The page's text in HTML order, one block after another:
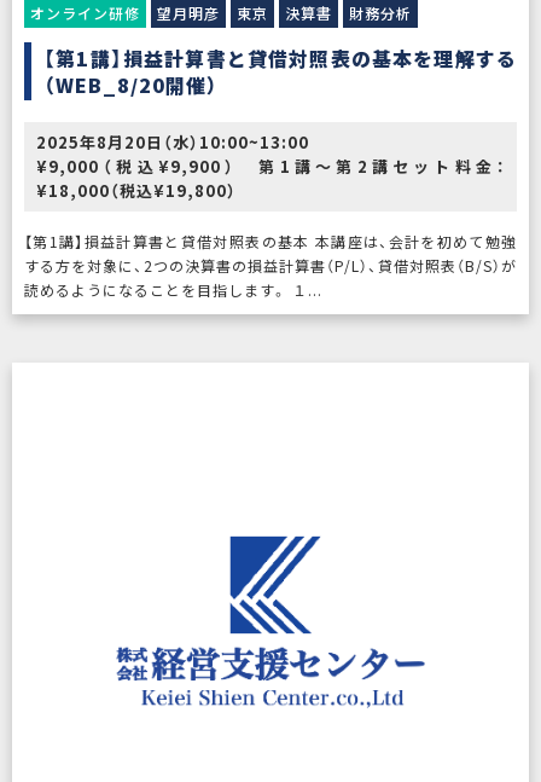
オンライン研修 望月明彦 東京 決算書 財務分析
【第1講】損益計算書と貸借対照表の基本を理解する
（WEB_8/20開催）
2025年8月20日（水）10:00~13:00
¥9,000（税込¥9,900） 第1講～第2講セット料金：
¥18,000（税込¥19,800）
【第1講】損益計算書と貸借対照表の基本 本講座は、会計を初めて勉強
する方を対象に、2つの決算書の損益計算書（P/L）、貸借対照表（B/S）が
読めるようになることを目指します。 １...